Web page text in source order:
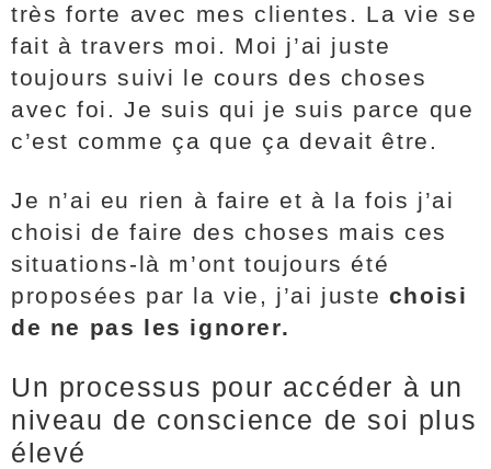
très forte avec mes clientes. La vie se
fait à travers moi. Moi j’ai juste
toujours suivi le cours des choses
avec foi. Je suis qui je suis parce que
c’est comme ça que ça devait être.
Je n’ai eu rien à faire et à la fois j’ai
choisi de faire des choses mais ces
situations-là m’ont toujours été
proposées par la vie, j’ai juste choisi
de ne pas les ignorer.
Un processus pour accéder à un
niveau de conscience de soi plus
élevé